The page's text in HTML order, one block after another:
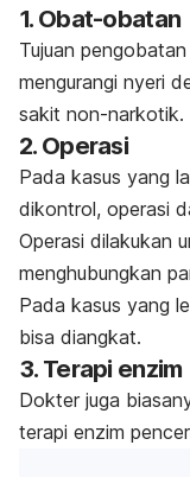
1. Obat-obatan
Tujuan
mengurangi nyeri
sakit non-narkotik.
2. Operasi
Pada kasus yang
dikontrol, operasi
Operasi dilakukan
menghubungkan
Pada kasus yang
bisa diangkat.
3. Terapi enzim
Dokter juga
terapi enzim